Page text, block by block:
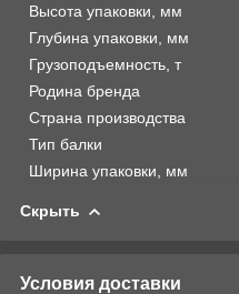
Высота упаковки, мм
Глубина упаковки, мм
Грузоподъемность, т
Родина бренда
Страна производства
Тип балки
Ширина упаковки, мм
Скрыть
Условия доставки